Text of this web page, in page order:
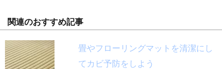
関連のおすすめ記事
畳やフローリングマットを清潔にし
てカビ予防をしよう